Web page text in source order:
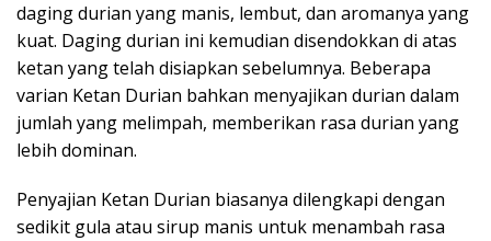
daging durian yang manis, lembut, dan aromanya yang
kuat. Daging durian ini kemudian disendokkan di atas
ketan yang telah disiapkan sebelumnya. Beberapa
varian Ketan Durian bahkan menyajikan durian dalam
jumlah yang melimpah, memberikan rasa durian yang
lebih dominan.
Penyajian Ketan Durian biasanya dilengkapi dengan
sedikit gula atau sirup manis untuk menambah rasa